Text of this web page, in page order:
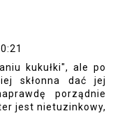
kukułki", ale po
skłonna dać jej
porządnie
jest nietuzinkowy,